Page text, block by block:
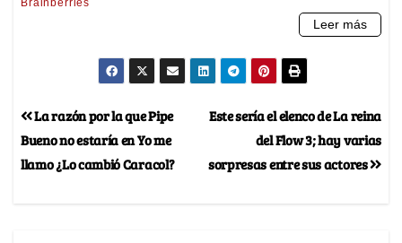
Este sería el elenco de La reina
del Flow 3; hay varias
sorpresas entre sus actores
La razón por la que Pipe
Bueno no estaría en Yo me
llamo ¿Lo cambió Caracol?